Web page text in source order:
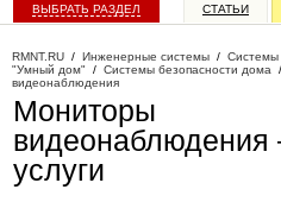
ВЫБРАТЬ РАЗДЕЛ СТАТЬИ
RMNT.RU / Инженерные системы / Системы
"Умный дом" / Системы безопасности дома
видеонаблюдения
Мониторы
услуги